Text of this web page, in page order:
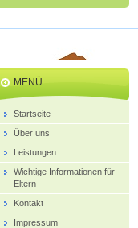
MENÜ
Startseite
Über uns
Leistungen
Wichtige Informationen für
Eltern
Kontakt
Impressum